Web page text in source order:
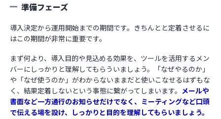
準備フェーズ
導入決定から運用開始までの期間です。きちんとと定着させるに
はこの期間が非常に重要です。
まず何より、導入目的や見込める効果を、ツールを活用するメン
バーにしっかりと理解してもらういましょう。「なぜやるのか」
や「なぜ使うのか」がわからないままだと使いこなせるはずもな
く、結果定着しないという事態に繋がってしまいます。 メールや
書面など一方通行のお知らせだけでなく、ミーティングなど口頭
で伝える場を設け、しっかりと目的を理解してもらいましょう。